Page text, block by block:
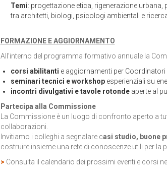
Temi: progettazione etica, rigenerazione
tra architetti, biologi, psicologi ambientali e
FORMAZIONE E AGGIORNAMENTO
All’interno del programma formativo annuale la
corsi abilitanti e aggiornamenti per
seminari tecnici e workshop esperienziali su
incontri divulgativi e tavole rotondeaperte al
Partecipa alla Commissione
La Commissione è un luogo di confronto aperto a
collaborazioni.
Invitiamo i colleghi a segnalare casi studio, buone
costruire insieme una rete di conoscenze utili per la
> Consulta il calendario dei prossimi eventi e corsi